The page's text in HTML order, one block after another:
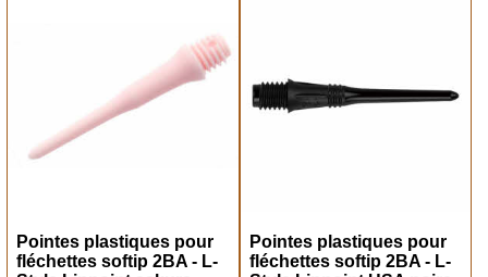
Pointes plastiques pour
fléchettes softip 2BA - L-
Pointes plastiques pour
fléchettes softip 2BA - L-